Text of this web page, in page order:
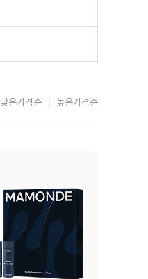
낮은가격순 높은가격순